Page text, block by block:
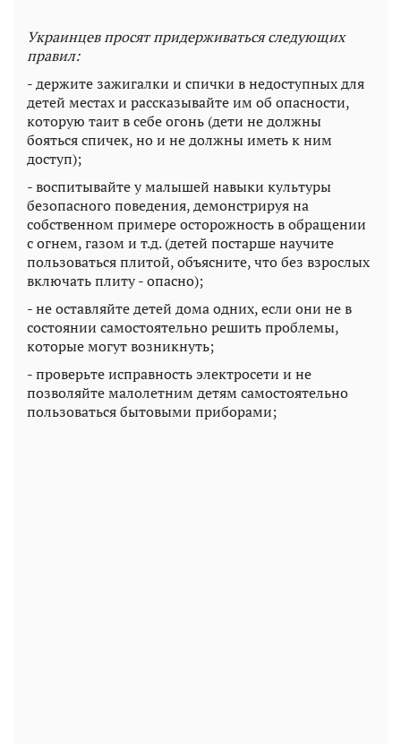
Украинцев просят придерживаться следующих
правил:
- держите зажигалки и спички в недоступных для
детей местах и ​​рассказывайте им об опасности,
которую таит в себе огонь (дети не должны
бояться спичек, но и не должны иметь к ним
доступ);
- воспитывайте у малышей навыки культуры
безопасного поведения, демонстрируя на
собственном примере осторожность в обращении
с огнем, газом и т.д. (детей постарше научите
пользоваться плитой, объясните, что без взрослых
включать плиту - опасно);
- не оставляйте детей дома одних, если они не в
состоянии самостоятельно решить проблемы,
которые могут возникнуть;
- проверьте исправность электросети и не
позволяйте малолетним детям самостоятельно
пользоваться бытовыми приборами;